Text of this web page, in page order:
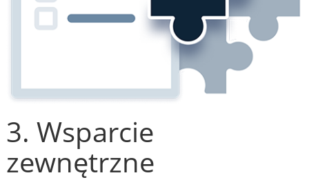
3. Wsparcie
zewnętrzne